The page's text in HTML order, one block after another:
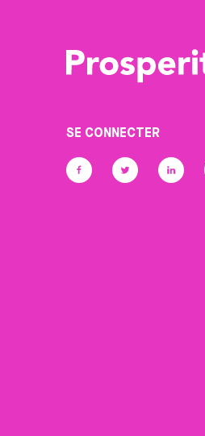
SE CONNECTER